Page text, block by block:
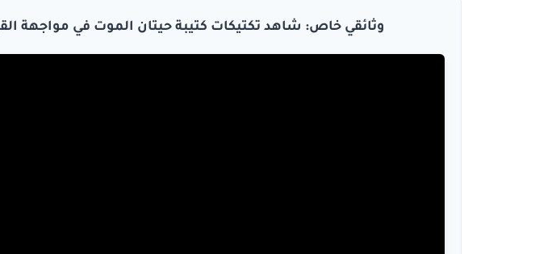
وثائقي خاص: شاهد تكتيكات كتيبة حيتان الموت في مواجهة